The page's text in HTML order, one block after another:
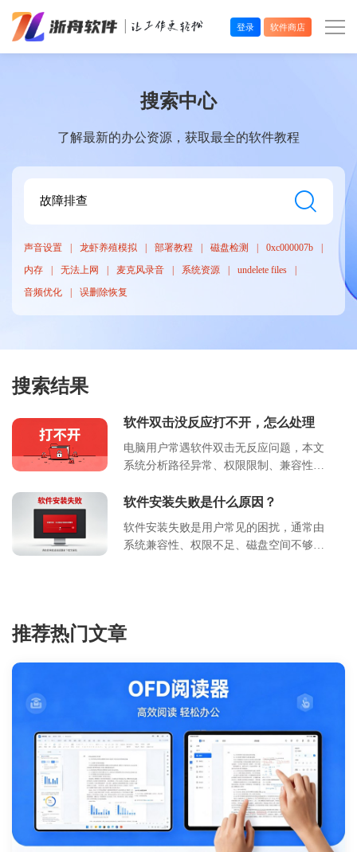
在线应用
登录 软件商店
搜索中心
了解最新的办公资源，获取最全的软件教程
声音设置 龙虾养殖模拟 部署教程 磁盘检测
0xc000007b
内存
无法上网 麦克风录音 系统资源
undelete files
音频优化
误删除恢复
搜索结果
软件双击没反应打不开，怎么处理
电脑用户常遇软件双击无反应问题，本文
系统分析路径异常、权限限制、兼容性冲
复的完整操作指南。包含快捷方式重建、
表清理等详细步骤，配套系统级维护建议
与预防措施。适用于Windows 10/11系统环
软件安装失败是什么原因？
软件安装失败是用户常见的困扰，通常由
系统兼容性、权限不足、磁盘空间不够或
以快速定位问题根源，顺利完成软件部
推荐热门文章